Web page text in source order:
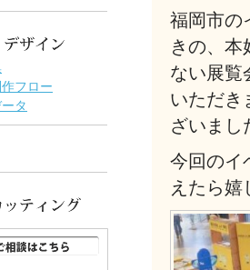
フロー
タ
福岡市の
きの、本
ない展覧
いただき
ざいまし
今回のイ
えたら嬉